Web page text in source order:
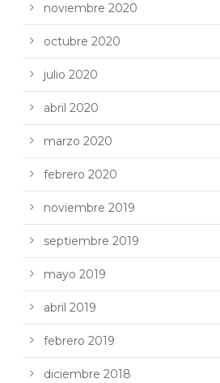
noviembre 2020
octubre 2020
julio 2020
abril 2020
marzo 2020
febrero 2020
noviembre 2019
septiembre 2019
mayo 2019
abril 2019
febrero 2019
diciembre 2018